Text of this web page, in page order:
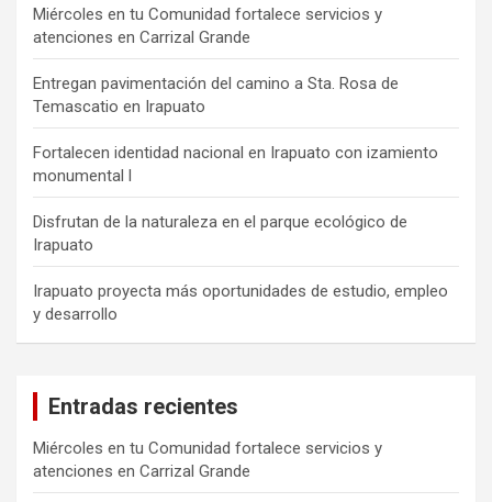
Miércoles en tu Comunidad fortalece servicios y
atenciones en Carrizal Grande
Entregan pavimentación del camino a Sta. Rosa de
Temascatio en Irapuato
Fortalecen identidad nacional en Irapuato con izamiento
monumental l
Disfrutan de la naturaleza en el parque ecológico de
Irapuato
Irapuato proyecta más oportunidades de estudio, empleo
y desarrollo
Entradas recientes
Miércoles en tu Comunidad fortalece servicios y
atenciones en Carrizal Grande